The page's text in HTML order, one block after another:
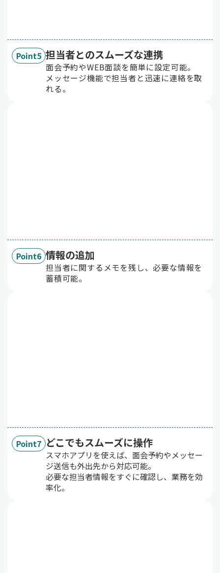
Point5 担当者とのスムーズな連携
面会予約やWEB面談を簡単に設定可能。
メッセージ機能で担当者と迅速に連絡を取
れる。
Point6 情報の追加
担当者に関するメモを残し、必要な情報を
蓄積可能。
Point7 どこでもスムーズに操作
スマホアプリを使えば、面会予約やメッセー
ジ送信も外出先から対応可能。
必要な担当者情報をすぐに確認し、業務を効
率化。